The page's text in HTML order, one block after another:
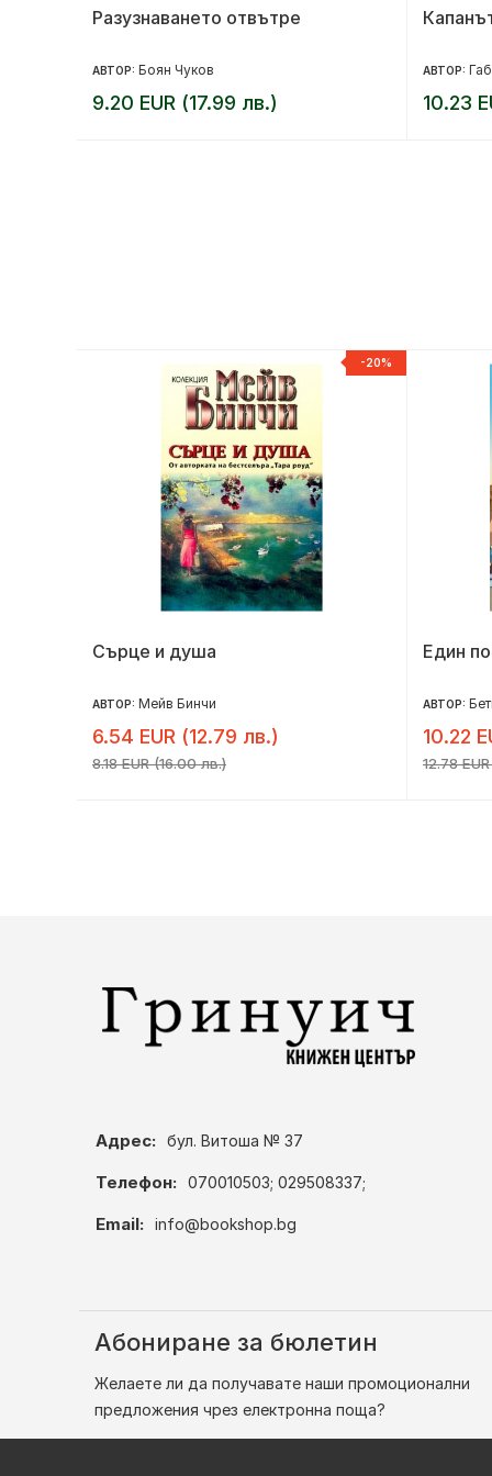
Разузнаването отвътре
АВТОР: Боян Чуков
9.20 EUR (17.99 лв.)
АВТОР:
10.23
-20%
Сърце и душа
АВТОР: Мейв Бинчи
6.54 EUR (12.79 лв.)
8.18 EUR (16.00 лв.)
Един
АВТОР:
10.22
12.78
Адрес: бул. Витоша № 37
Телефон: 070010503; 029508337;
Email: info@bookshop.bg
Абониране за бюлетин
Желаете ли да получавате наши промоционални
предложения чрез електронна поща?